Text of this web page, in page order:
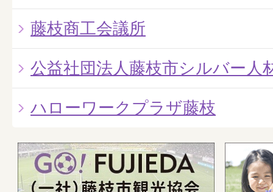
藤枝商工会議所
公益社団法人藤枝市シルバー人
ハローワークプラザ藤枝